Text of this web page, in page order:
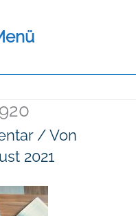
/ Von
2021